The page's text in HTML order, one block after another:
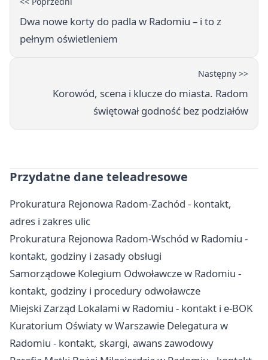
Dwa nowe korty do padla w Radomiu – i to z
pełnym oświetleniem
Następny >>
Korowód, scena i klucze do miasta. Radom
świętował godność bez podziałów
Przydatne dane teleadresowe
Prokuratura Rejonowa Radom-Zachód - kontakt,
adres i zakres ulic
Prokuratura Rejonowa Radom-Wschód w Radomiu -
kontakt, godziny i zasady obsługi
Samorządowe Kolegium Odwoławcze w Radomiu -
kontakt, godziny i procedury odwoławcze
Miejski Zarząd Lokalami w Radomiu - kontakt i e-BOK
Kuratorium Oświaty w Warszawie Delegatura w
Radomiu - kontakt, skargi, awans zawodowy